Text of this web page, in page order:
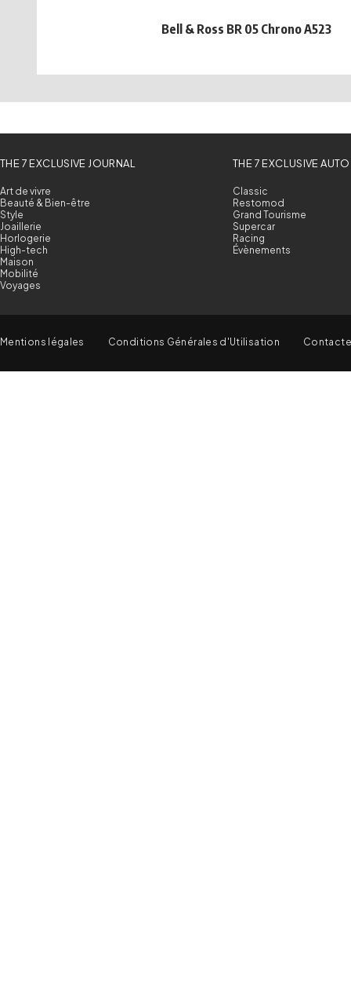
Bell & Ross BR 05 Chrono A523
THE 7 EXCLUSIVE JOURNAL
Art de vivre
Beauté & Bien-être
Style
Joaillerie
Horlogerie
High-tech
Maison
Mobilité
Voyages
THE 7 EXCLUSIVE AUTO
Classic
Restomod
Grand Tourisme
Supercar
Racing
Évènements
Mentions légales Conditions Générales d'Utilisation